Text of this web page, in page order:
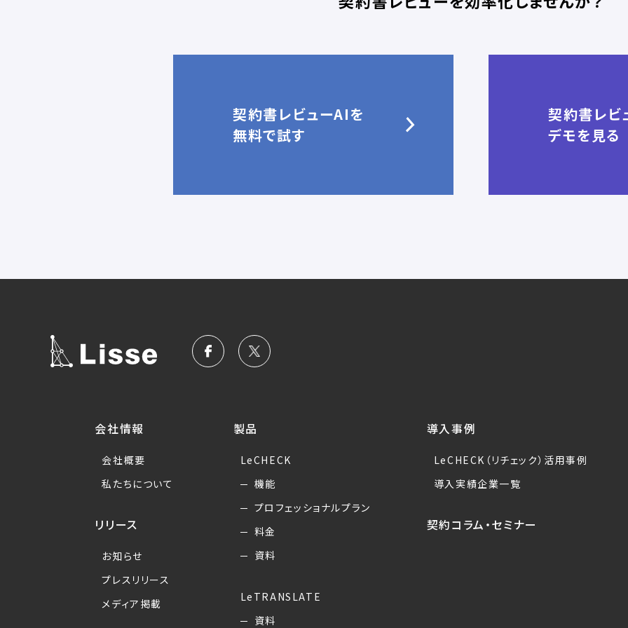
契約書レビューAIを
無料で試す
契約書レビ
デモを見る
会社情報
会社概要
私たちについて
リリース
お知らせ
プレスリリース
メディア掲載
製品
LeCHECK
機能
プロフェッショナルプラン
料金
資料
LeTRANSLATE
資料
導入事例
LeCHECK（リチェック）活用事例
導入実績企業一覧
契約コラム・セミナー